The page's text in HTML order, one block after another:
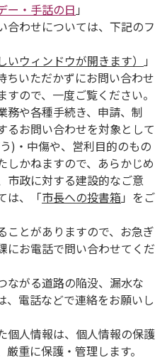
ー・手話の日 」
合わせについては、下記のフ
ウィンドウが開きます）
」
ちいただかずにお問い合わせ
ので、一度ご覧ください。
務や各種手続き、申請、制
るお問い合わせを対象として
)・中傷や、営利目的のもの
しかねますので、あらかじめ
市政に対する建設的なご意
は、「市長への投書箱」をご
ことがありますので、お急ぎ
にお電話で問い合わせてくだ
ながる道路の陥没、漏水な
、電話などで連絡をお願いし
個人情報は、個人情報の保護
重に保護・管理します。